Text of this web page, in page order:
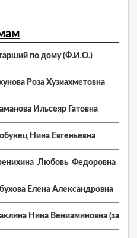
по дому (Ф.И.О.)
Роза Хузиахметовна
Ильсеяр Гатовна
Нина Евгеньевна
Любовь Федоровна
Елена Александровна
Нина Вениаминовна